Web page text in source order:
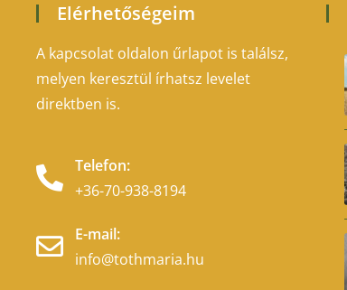
Elérhetőségeim
A kapcsolat oldalon űrlapot is találsz,
melyen keresztül írhatsz levelet
direktben is.
Telefon:
+36-70-938-8194
E-mail:
info@tothmaria.hu